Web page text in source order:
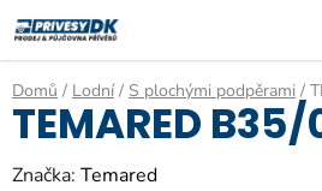
na
obsah
Domů / Lodní / S plochými podpěrami /
TEMARED
Značka: Temared